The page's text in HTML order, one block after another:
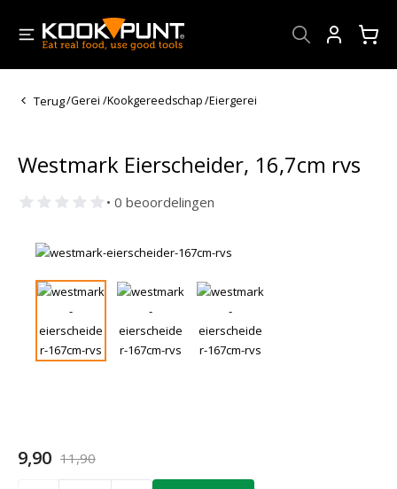
Terug/Gerei /Kookgereedschap/Eiergerei
Westmark Eierscheider, 16,7cm rvs
• 0 beoordelingen
9,90 11,90